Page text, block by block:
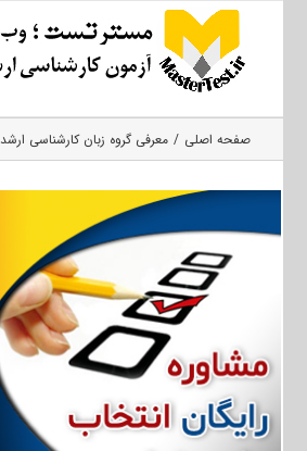
صفحه اصلی معرفی گروه زبان کارشناسی ارشد